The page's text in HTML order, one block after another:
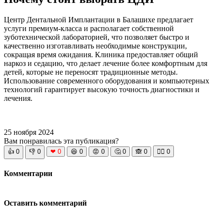
Центр Дентальной Имплантации в Балашихе предлагает
услуги премиум-класса и располагает собственной
зуботехнической лабораторией, что позволяет быстро и
качественно изготавливать необходимые конструкции,
сокращая время ожидания. Клиника предоставляет общий
наркоз и седацию, что делает лечение более комфортным для
детей, которые не переносят традиционные методы.
Использование современного оборудования и компьютерных
технологий гарантирует высокую точность диагностики и
лечения.
25 ноября 2024
Вам понравилась эта публикация?
👍 0 👎 0 ❤ 0 😆 0 😡 0 🤔 0 🙈 0 🧘‍♀️ 0
Комментарии
Оставить комментарий